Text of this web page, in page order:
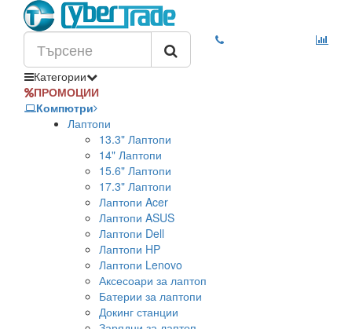
Категории
ПРОМОЦИИ
Компютри
Лаптопи
13.3" Лаптопи
14" Лаптопи
15.6" Лаптопи
17.3" Лаптопи
Лаптопи Acer
Лаптопи ASUS
Лаптопи Dell
Лаптопи HP
Лаптопи Lenovo
Аксесоари за лаптоп
Батерии за лаптопи
Докинг станции